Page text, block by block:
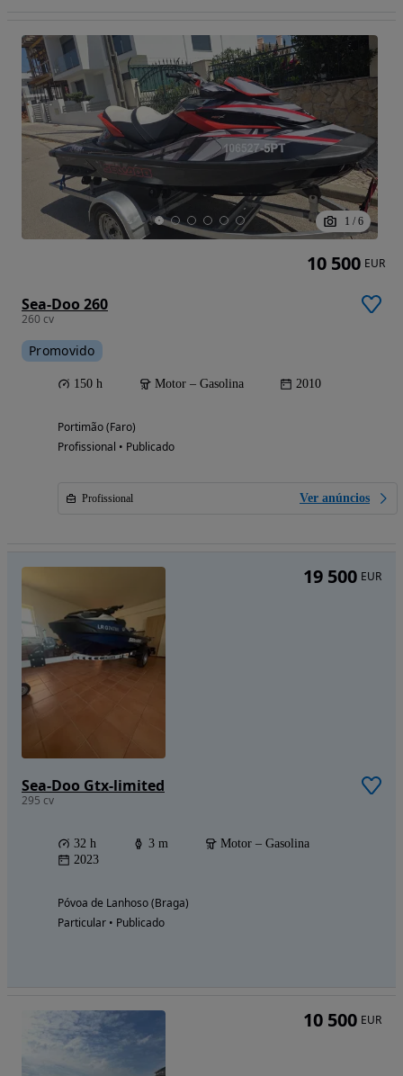
1 / 6
Sea-Doo 260
260 cv
Promovido
150 h Motor – Gasolina 2010
Portimão (Faro)
Profissional • Publicado
Profissional Ver anúncios
10 500 EUR
Sea-Doo Gtx-limited
295 cv
32 h 3 m
Motor – Gasolina
2023
Póvoa de Lanhoso (Braga)
Particular • Publicado
19 500 EUR
10 500 EUR